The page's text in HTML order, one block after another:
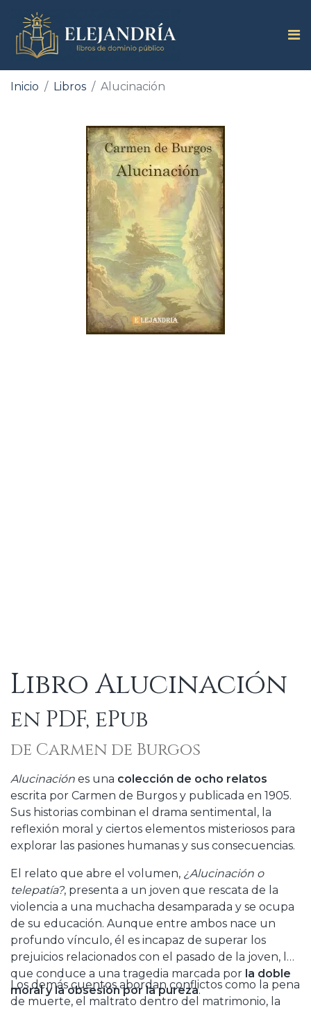
Inicio Libros Alucinación
Libro Alucinación
en PDF, ePub
de Carmen de Burgos
Alucinación es una colección de ocho relatos
escrita por Carmen de Burgos y publicada en 1905.
Sus historias combinan el drama sentimental, la
reflexión moral y ciertos elementos misteriosos para
explorar las pasiones humanas y sus consecuencias.
El relato que abre el volumen, ¿Alucinación o
telepatía?, presenta a un joven que rescata de la
violencia a una muchacha desamparada y se ocupa
de su educación. Aunque entre ambos nace un
profundo vínculo, él es incapaz de superar los
prejuicios relacionados con el pasado de la joven, lo
que conduce a una tragedia marcada por la doble
moral y la obsesión por la pureza.
Los demás cuentos abordan conflictos como la pena
de muerte, el maltrato dentro del matrimonio, la